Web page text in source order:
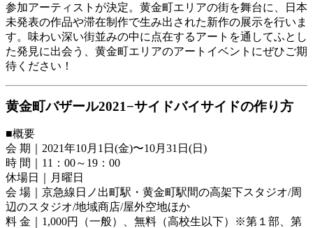
参加アーティストが決定。黄金町エリアの街を舞台に、日本
未発表の作品や滞在制作で生み出された新作の展示を行いま
す。味わい深い街並みの中に点在するアートを通してふとし
た発見に出会う、黄金町エリアのアートイベントにぜひご期
待ください！
黄金町バザール2021−サイドバイサイドの作り方
■概要
会 期｜2021年10月1日(金)〜10月31日(日)
時 間｜11：00～19：00
休場日｜月曜日
会 場｜京急線日ノ出町駅・⻩金町駅間の高架下スタジオ/周
辺のスタジオ/地域商店/屋外空地ほか
料 金｜1,000円（一般）、無料（高校生以下）※第１部、第